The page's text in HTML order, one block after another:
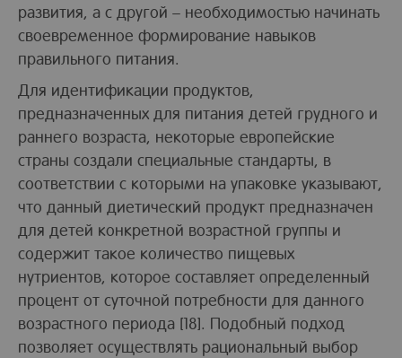
развития, а с другой – необходимостью начинать
своевременное формирование навыков
правильного питания.
Для идентификации продуктов,
предназначенных для питания детей грудного и
раннего возраста, некоторые европейские
страны создали специальные стандарты, в
соответствии с которыми на упаковке указывают,
что данный диетический продукт предназначен
для детей конкретной возрастной группы и
содержит такое количество пищевых
нутриентов, которое составляет определенный
процент от суточной потребности для данного
возрастного периода [18]. Подобный подход
позволяет осуществлять рациональный выбор